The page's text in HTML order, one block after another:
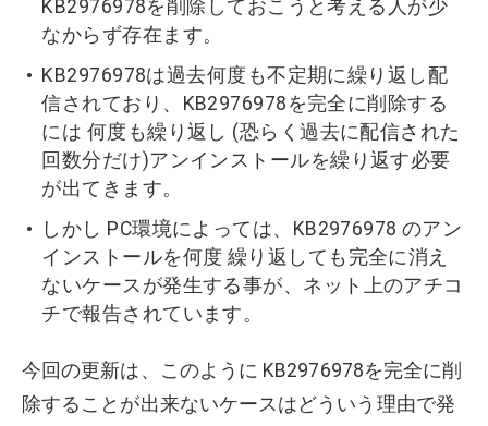
KB2976978を削除しておこうと考える人が少
なからず存在ます。
KB2976978は過去何度も不定期に繰り返し配
信されており、KB2976978を完全に削除する
には 何度も繰り返し (恐らく過去に配信された
回数分だけ)アンインストールを繰り返す必要
が出てきます。
しかし PC環境によっては、KB2976978 のアン
インストールを何度 繰り返しても完全に消え
ないケースが発生する事が、ネット上のアチコ
チで報告されています。
今回の更新は、このように KB2976978を完全に削
除することが出来ないケースはどういう理由で発